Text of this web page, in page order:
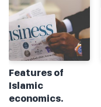
Features of
Islamic
economics.